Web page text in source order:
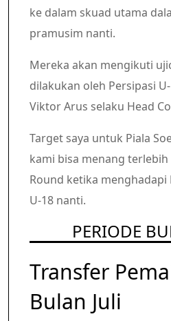
ke dalam skuad utama
pramusim nanti.
Mereka akan mengikuti
dilakukan oleh Persipasi
Viktor Arus selaku Head
Target saya untuk Piala
kami bisa menang
Round ketika menghadapi
U-18 nanti.
PERIODE
Transfer
Bulan Juli